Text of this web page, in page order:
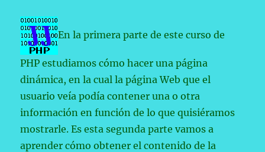
En la primera parte de este curso de
PHP estudiamos cómo hacer una página
dinámica, en la cual la página Web que el
usuario veía podía contener una o otra
información en función de lo que quisiéramos
mostrarle. Es esta segunda parte vamos a
aprender cómo obtener el contenido de la